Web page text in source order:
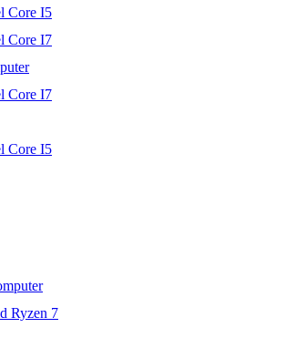
Core I5
Core I7
Core I7
Core I5
Ryzen 7